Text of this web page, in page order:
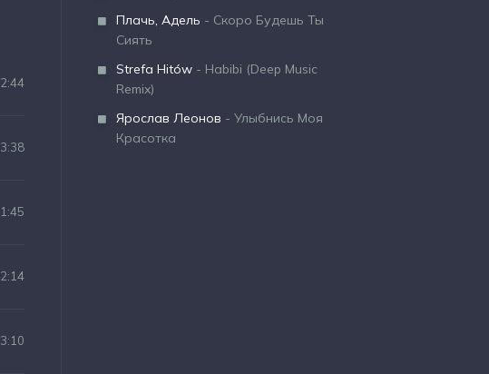
2:44
3:38
1:45
2:14
3:10
Плачь, Адель - Скоро Будешь Ты
Сиять
Strefa Hitów - Habibi (Deep Music
Remix)
Ярослав Леонов - Улыбнись Моя
Красотка